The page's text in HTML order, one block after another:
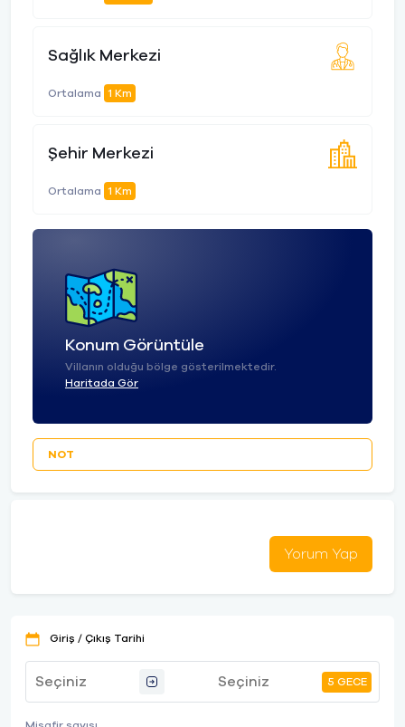
Sağlık Merkezi
Ortalama 1 Km
Şehir Merkezi
Ortalama 1 Km
Konum Görüntüle
Villanın olduğu bölge gösterilmektedir.
Haritada Gör
NOT
Yorum Yap
Giriş / Çıkış Tarihi
5 GECE